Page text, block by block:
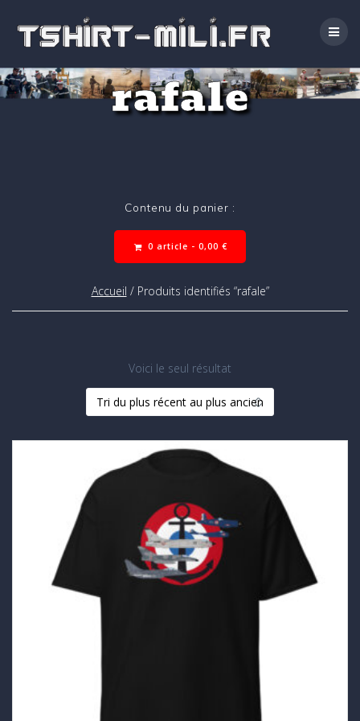
au
contenu
rafale
Contenu du panier :
0 article - 0,00 €
Accueil / Produits identifiés “rafale”
Voici le seul résultat